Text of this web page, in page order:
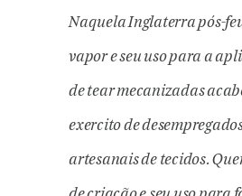
Naquela Inglaterra pós-
vapor e seu uso para a
de tear mecanizadas
exercito de
artesanais de tecidos.